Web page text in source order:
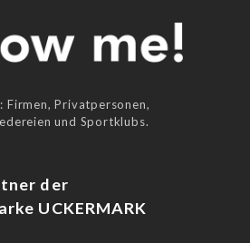
Firmen, Privatpersonen,
und Sportklubs.
der
UCKERMARK